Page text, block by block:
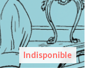
Indisponible